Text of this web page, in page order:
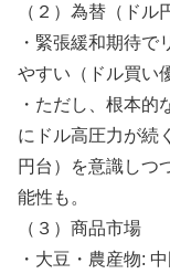
（２）為替（ドル
・緊張緩和期待
やすい（ドル買い
・ただし、根本
にドル高圧力が続
円台）を意識しつ
能性も。
（３）商品市場
・大豆・農産物: